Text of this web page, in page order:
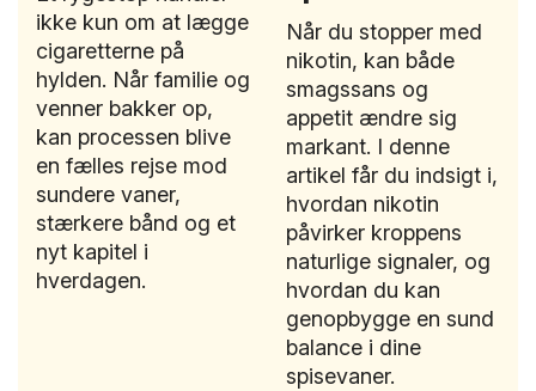
ikke kun om at lægge
cigaretterne på
hylden. Når familie og
venner bakker op,
kan processen blive
en fælles rejse mod
sundere vaner,
stærkere bånd og et
nyt kapitel i
hverdagen.
Når du stopper med
nikotin, kan både
smagssans og
appetit ændre sig
markant. I denne
artikel får du indsigt i,
hvordan nikotin
påvirker kroppens
naturlige signaler, og
hvordan du kan
genopbygge en sund
balance i dine
spisevaner.